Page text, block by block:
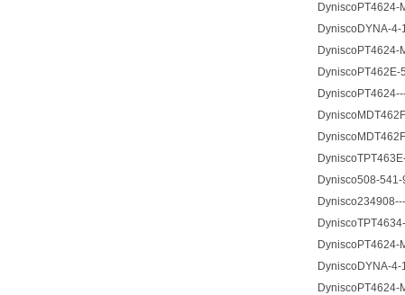
DyniscoPT4624-
DyniscoDYNA-
DyniscoPT4624-
Dynisco508-
DyniscoPT4624-
DyniscoDYNA-
DyniscoPT4624-